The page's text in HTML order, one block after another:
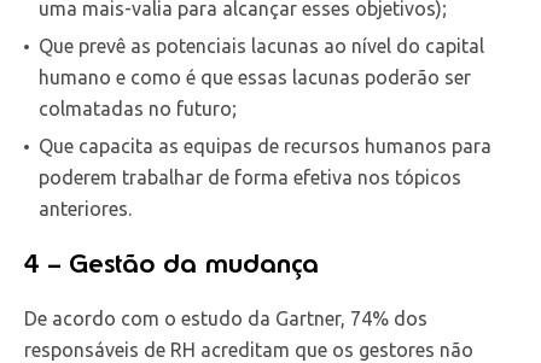
uma mais-valia para alcançar esses objetivos);
Que prevê as potenciais lacunas ao nível do capital
humano e como é que essas lacunas poderão ser
colmatadas no futuro;
Que capacita as equipas de recursos humanos para
poderem trabalhar de forma efetiva nos tópicos
anteriores.
4 – Gestão da mudança
De acordo com o estudo da Gartner, 74% dos
responsáveis de RH acreditam que os gestores não